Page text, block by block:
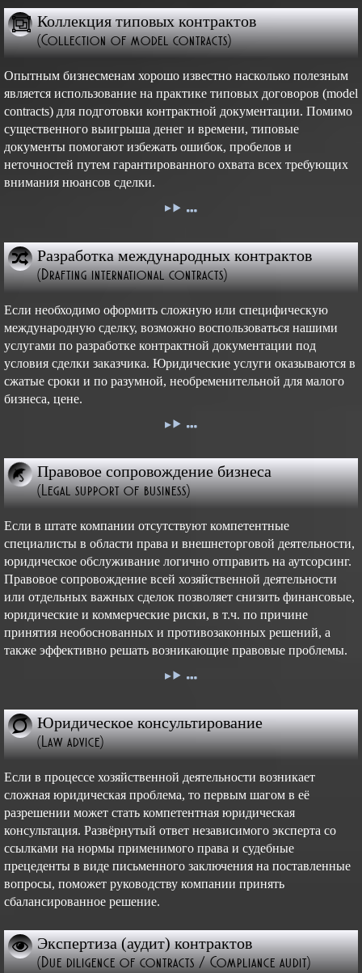
Коллекция типовых контрактов
(Collection of model contracts)
Опытным бизнесменам хорошо известно насколько полезным
является использование на практике типовых договоров (model
contracts) для подготовки контрактной документации. Помимо
существенного выигрыша денег и времени, типовые
документы помогают избежать ошибок, пробелов и
неточностей путем гарантированного охвата всех требующих
внимания нюансов сделки.
Разработка международных контрактов
(Drafting international contracts)
Если необходимо оформить сложную или специфическую
международную сделку, возможно воспользоваться нашими
услугами по разработке контрактной документации под
условия сделки заказчика. Юридические услуги оказываются в
сжатые сроки и по разумной, необременительной для малого
бизнеса, цене.
Правовое сопровождение бизнеса
(Legal support of business)
Если в штате компании отсутствуют компетентные
специалисты в области права и внешнеторговой деятельности,
юридическое обслуживание логично отправить на аутсорсинг.
Правовое сопровождение всей хозяйственной деятельности
или отдельных важных сделок позволяет снизить финансовые,
юридические и коммерческие риски, в т.ч. по причине
принятия необоснованных и противозаконных решений, а
также эффективно решать возникающие правовые проблемы.
Юридическое консультирование
(Law advice)
Если в процессе хозяйственной деятельности возникает
сложная юридическая проблема, то первым шагом в её
разрешении может стать компетентная юридическая
консультация. Развёрнутый ответ независимого эксперта со
ссылками на нормы применимого права и судебные
прецеденты в виде письменного заключения на поставленные
вопросы, поможет руководству компании принять
сбалансированное решение.
Экспертиза (аудит) контрактов
(Due diligence of contracts / Compliance audit)